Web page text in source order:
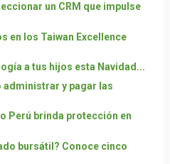
un CRM que impulse
en los Taiwan Excellence
a tus hijos esta Navidad...
y pagar las
Perú brinda protección en
bursátil? Conoce cinco